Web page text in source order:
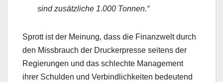
sind zusätzliche 1.000 Tonnen.“
Sprott ist der Meinung, dass die Finanzwelt durch
den Missbrauch der Druckerpresse seitens der
Regierungen und das schlechte Management
ihrer Schulden und Verbindlichkeiten bedeutend